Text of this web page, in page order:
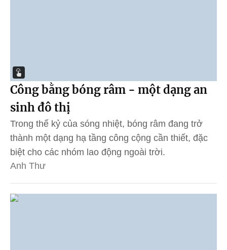
Công bằng bóng râm - một dạng an
sinh đô thị
Trong thế kỷ của sóng nhiệt, bóng râm đang trở
thành một dạng hạ tầng công cộng cần thiết, đặc
biệt cho các nhóm lao động ngoài trời.
Anh Thư